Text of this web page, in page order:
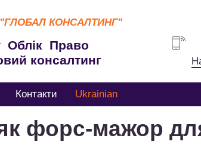
"ГЛОБАЛ КОНСАЛТИНГ"
Облік Право
консалтинг
Контакти Ukrainian
форс-мажор